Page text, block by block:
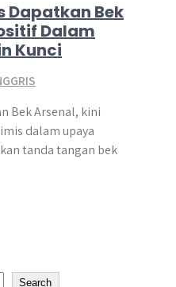
Dapatkan Bek
Dalam
Kunci
Bek Arsenal, kini
dalam upaya
tanda tangan bek
Search